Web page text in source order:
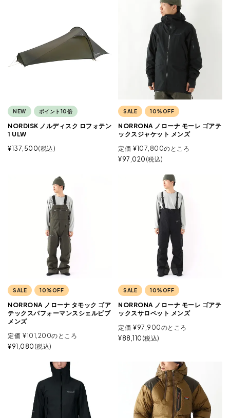
NEW ポイント10倍
NORDISK ノルディスク ロフォテン
1 ULW
¥137,500 税込
SALE 10%OFF
NORRONA ノローナ モーレ ゴアテ
ックスジャケット メンズ
定価 ¥107,800のところ
¥97,020 税込
SALE 10%OFF
NORRONA ノローナ タモック ゴア
テックスパフォーマンスシェルビブ
メンズ
定価 ¥101,200のところ
¥91,080 税込
SALE 10%OFF
NORRONA ノローナ モーレ ゴアテ
ックスサロペット メンズ
定価 ¥97,900のところ
¥88,110 税込